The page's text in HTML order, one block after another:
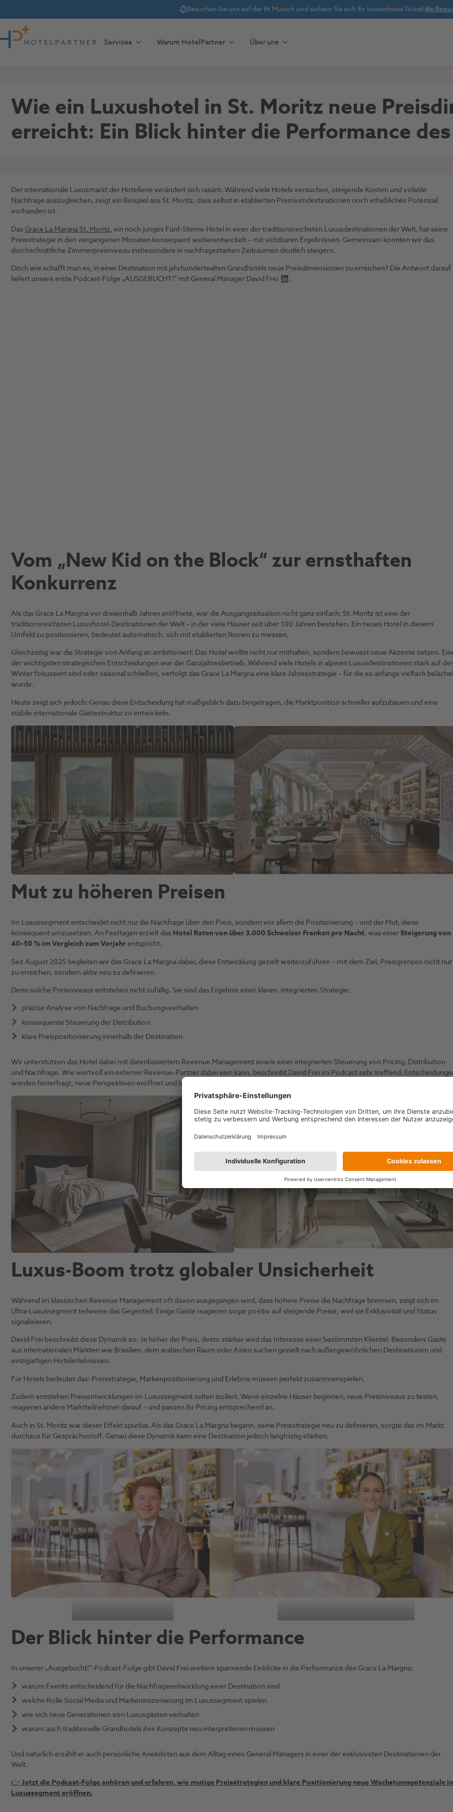
Notice
Besuchen Sie uns auf der IH Munich und sichern Sie sich Ihr kostenloses Ticket!Als
Zum Inhalt springen
Services
Warum HotelPartner Über uns
Wie ein Luxushotel in St. Moritz neue
erreicht: Ein Blick hinter die Performance
Der internationale Luxusmarkt der Hotellerie verändert sich rasant. Während viele Hotels versuchen, steigende Kosten und volatile
Nachfrage auszugleichen, zeigt ein Beispiel aus St. Moritz, dass selbst in etablierten Premiumdestinationen noch erhebliches Potenzial
vorhanden ist.
DasGrace La Margna St. Moritz, ein noch junges Fünf-Sterne-Hotel in einer der traditionsreichsten Luxusdestinationen der Welt, hat seine
Preisstrategie in den vergangenen Monaten konsequent weiterentwickelt – mit sichtbaren Ergebnissen. Gemeinsam konnten wir das
durchschnittliche Zimmerpreisniveau insbesondere in nachfragestarken Zeiträumen deutlich steigern.
Doch wie schafft man es, in einer Destination mit jahrhundertealten Grandhotels neue Preisdimensionen zu erreichen? Die Antwort darauf
liefert unsere erste Podcast-Folge „AUSGEBUCHT!“ mit General ManagerDavid Frei .
Vom „New Kid on the Block“ zur ernsthaften
Konkurrenz
Als das Grace La Margna vor dreieinhalb Jahren eröffnete, war die Ausgangssituation nicht ganz einfach: St. Moritz ist eine der
traditionsreichsten Luxushotel-Destinationen der Welt – in der viele Häuser seit über 100 Jahren bestehen. Ein neues Hotel in diesem
Umfeld zu positionieren, bedeutet automatisch, sich mit etablierten Ikonen zu messen.
Gleichzeitig war die Strategie von Anfang an ambitioniert: Das Hotel wollte nicht nur mithalten, sondern bewusst neue Akzente setzen.
der wichtigsten strategischen Entscheidungen war der Ganzjahresbetrieb. Während viele Hotels in alpinen Luxusdestinationen stark auf
Winter fokussiert sind oder saisonal schließen, verfolgt das Grace La Margna eine klare Jahresstrategie – für die es anfangs vielfach
wurde.
Heute zeigt sich jedoch: Genau diese Entscheidung hat maßgeblich dazu beigetragen, die Marktposition schneller aufzubauen und eine
stabile internationale Gästestruktur zu entwickeln.
Mut zu höheren Preisen
Im Luxussegment entscheidet nicht nur die Nachfrage über den Preis, sondern vor allem die Positionierung – und der Mut, diese
konsequent umzusetzen. An Festtagen erzielt das Hotel Raten von über 3.000 Schweizer Franken pro Nacht, was einerSteigerung von
40–50 % im Vergleich zum Vorjahrentspricht.
Seit August 2025 begleiten wir das Grace La Margna dabei, diese Entwicklung gezielt weiterzuführen – mit dem Ziel, Preisgrenzen nicht nur
zu erreichen, sondern aktiv neu zu definieren.
Denn solche Preisniveaus entstehen nicht zufällig. Sie sind das Ergebnis einer klaren, integrierten Strategie:
präzise Analyse von Nachfrage und Buchungsverhalten
konsequente Steuerung der Distribution
klare Preispositionierung innerhalb der Destination
Wir unterstützen das Hotel dabei mit datenbasiertem Revenue Management sowie einer integrierten Steuerung von Pricing, Distribution
und Nachfrage. Wie wertvoll ein externer Revenue-Partner dabei sein kann, beschreibt David Frei im Podcast sehr treffend:
werden hinterfragt, neue Perspektiven eröffnet und bislang ungenutzte Spielräume sichtbar gemacht.
Luxus-Boom trotz globaler Unsicherheit
Während im klassischen Revenue Management oft davon ausgegangen wird, dass höhere Preise die Nachfrage bremsen, zeigt sich im
Ultra-Luxussegment teilweise das Gegenteil: Einige Gäste reagieren sogar positiv auf steigende Preise, weil sie Exklusivität und Status
signalisieren.
David Frei beschreibt diese Dynamik so: Je höher der Preis, desto stärker wird das Interesse einer bestimmten Klientel. Besonders Gäste
aus internationalen Märkten wie Brasilien, dem arabischen Raum oder Asien suchen gezielt nach außergewöhnlichen Destinationen und
einzigartigen Hotelerlebnissen.
Für Hotels bedeutet das: Preisstrategie, Markenpositionierung und Erlebnis müssen perfekt zusammenspielen.
Zudem entstehen Preisentwicklungen im Luxussegment selten isoliert. Wenn einzelne Häuser beginnen, neue Preisniveaus zu testen,
reagieren andere Marktteilnehmer darauf – und passen ihr Pricing entsprechend an.
Auch in St. Moritz war dieser Effekt spürbar. Als das Grace La Margna begann, seine Preisstrategie neu zu definieren, sorgte das im Markt
durchaus für Gesprächsstoff. Genau diese Dynamik kann eine Destination jedoch langfristig stärken.
David Frei – General Manager Pia Baumann -Director of Front of House
Der Blick hinter die Performance
In unserer „Ausgebucht!“-Podcast-Folge gibt David Frei weitere spannende Einblicke in die Performance des Grace La Margna:
warum Events entscheidend für die Nachfrageentwicklung einer Destination sind
welche Rolle Social Media und Markeninszenierung im Luxussegment spielen
wie sich neue Generationen von Luxusgästen verhalten
warum auch traditionelle Grandhotels ihre Konzepte neu interpretieren müssen
Und natürlich erzählt er auch persönliche Anekdoten aus dem Alltag eines General Managers in einer der exklusivsten Destinationen der
Welt.
👉Jetzt die Podcast-Folge anhören und erfahren, wie mutige Preisstrategien und klare Positionierung neue Wachstumspotenziale
Luxussegment eröffnen.